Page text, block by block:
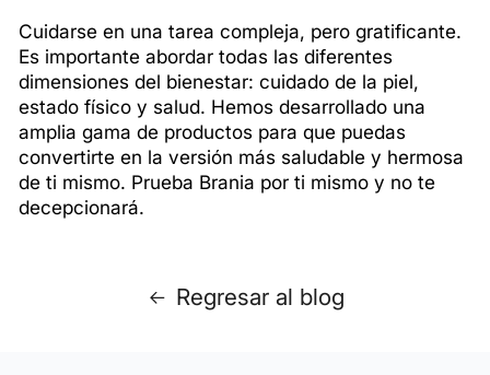
Cuidarse en una tarea compleja, pero gratificante.
Es importante abordar todas las diferentes
dimensiones del bienestar: cuidado de la piel,
estado físico y salud. Hemos desarrollado una
amplia gama de productos para que puedas
convertirte en la versión más saludable y hermosa
de ti mismo. Prueba Brania por ti mismo y no te
decepcionará.
Regresar al blog